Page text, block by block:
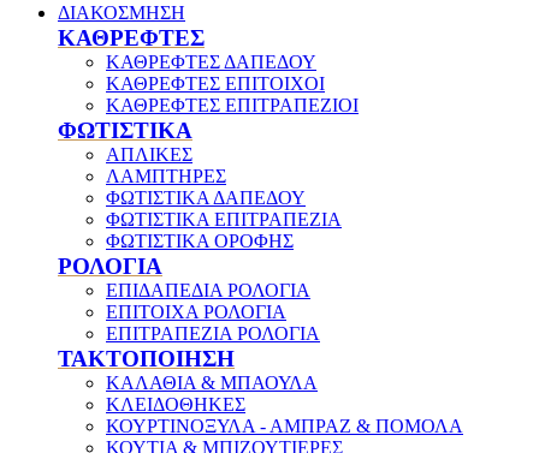
ΔΙΑΚΟΣΜΗΣΗ
ΚΑΘΡΕΦΤΕΣ
ΚΑΘΡΕΦΤΕΣ ΔΑΠΕΔΟΥ
ΚΑΘΡΕΦΤΕΣ ΕΠΙΤΟΙΧΟΙ
ΚΑΘΡΕΦΤΕΣ ΕΠΙΤΡΑΠΕΖΙΟΙ
ΦΩΤΙΣΤΙΚΑ
ΑΠΛΙΚΕΣ
ΛΑΜΠΤΗΡΕΣ
ΦΩΤΙΣΤΙΚΑ ΔΑΠΕΔΟΥ
ΦΩΤΙΣΤΙΚΑ ΕΠΙΤΡΑΠΕΖΙΑ
ΦΩΤΙΣΤΙΚΑ ΟΡΟΦΗΣ
ΡΟΛΟΓΙΑ
ΕΠΙΔΑΠΕΔΙΑ ΡΟΛΟΓΙΑ
ΕΠΙΤΟΙΧΑ ΡΟΛΟΓΙΑ
ΕΠΙΤΡΑΠΕΖΙΑ ΡΟΛΟΓΙΑ
ΤΑΚΤΟΠΟΙΗΣΗ
ΚΑΛΑΘΙΑ & ΜΠΑΟΥΛΑ
ΚΛΕΙΔΟΘΗΚΕΣ
ΚΟΥΡΤΙΝΟΞΥΛΑ - ΑΜΠΡΑΖ & ΠΟΜΟΛΑ
ΚΟΥΤΙΑ & ΜΠΙΖΟΥΤΙΕΡΕΣ